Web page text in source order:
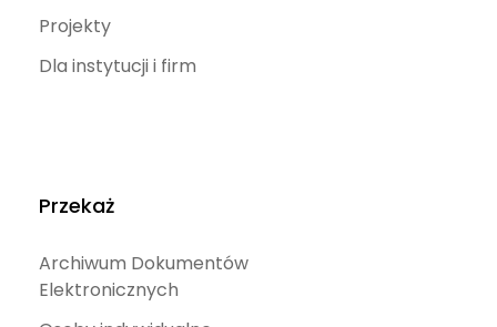
Projekty
Dla instytucji i firm
Przekaż
Archiwum Dokumentów
Elektronicznych